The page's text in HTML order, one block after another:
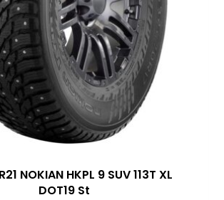
NOKIAN HKPL 9 SUV 113T XL
DOT19 St